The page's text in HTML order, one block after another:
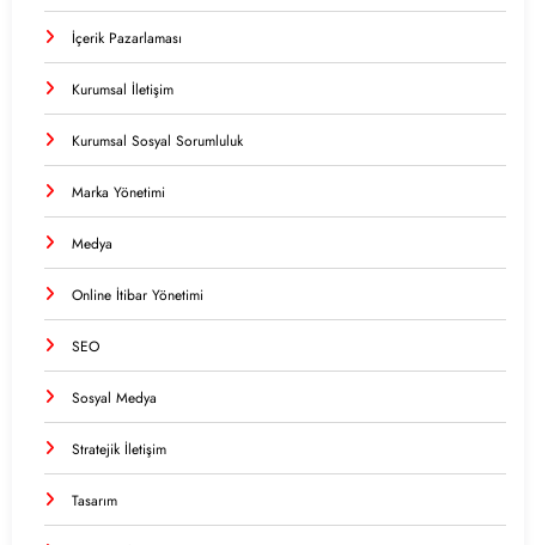
İçerik Pazarlaması
Kurumsal İletişim
Kurumsal Sosyal Sorumluluk
Marka Yönetimi
Medya
Online İtibar Yönetimi
SEO
Sosyal Medya
Stratejik İletişim
Tasarım